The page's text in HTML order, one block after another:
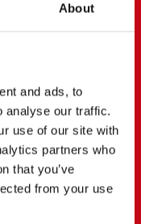
About
and ads, to
analyse our traffic.
use of our site with
partners who
that you’ve
from your use